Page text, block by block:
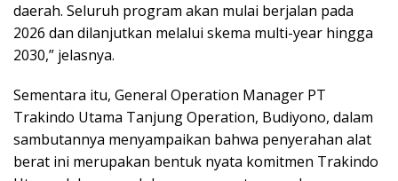
daerah. Seluruh program akan mulai berjalan pada
2026 dan dilanjutkan melalui skema multi-year hingga
2030,” jelasnya.
Sementara itu, General Operation Manager PT
Trakindo Utama Tanjung Operation, Budiyono, dalam
sambutannya menyampaikan bahwa penyerahan alat
berat ini merupakan bentuk nyata komitmen Trakindo